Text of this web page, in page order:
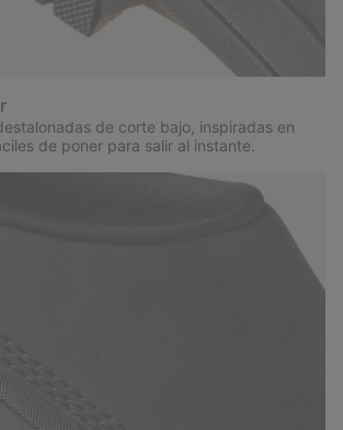
de corte bajo, inspiradas en
de poner para salir al instante.